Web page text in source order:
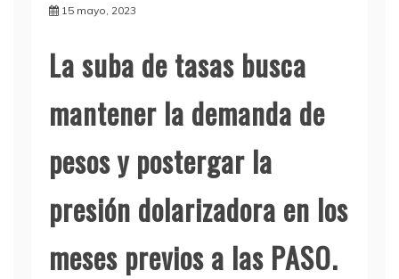
15 mayo, 2023
La suba de tasas busca
mantener la demanda de
pesos y postergar la
presión dolarizadora en los
meses previos a las PASO.